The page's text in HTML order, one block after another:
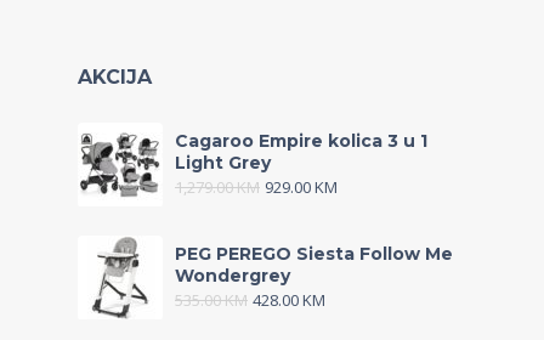
AKCIJA
Cagaroo Empire kolica 3 u 1
Light Grey
1,279.00KM 929.00KM
PEG PEREGO Siesta Follow Me
Wondergrey
535.00KM 428.00KM